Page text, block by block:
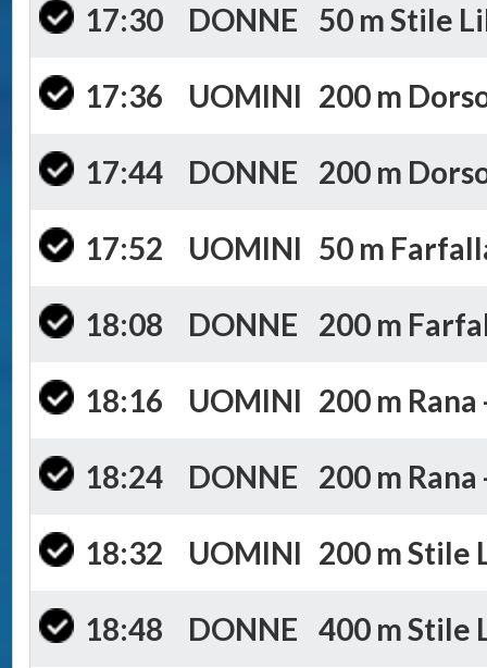
17:30 DONNE 50 m Stile
17:36 UOMINI 200 m
17:44 DONNE 200 m
17:52 UOMINI 50 m
18:08 DONNE 200 m
18:16 UOMINI 200 m Rana
18:24 DONNE 200 m Rana
18:32 UOMINI 200 m Stile
18:48 DONNE 400 m Stile